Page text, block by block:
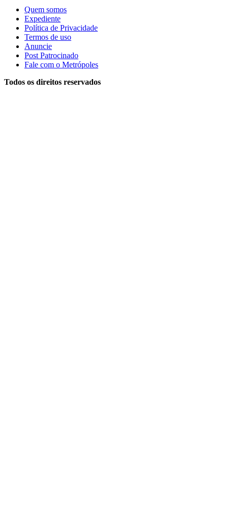
Quem somos
Expediente
Política de Privacidade
Termos de uso
Anuncie
Post Patrocinado
Fale com o Metrópoles
Todos os direitos reservados